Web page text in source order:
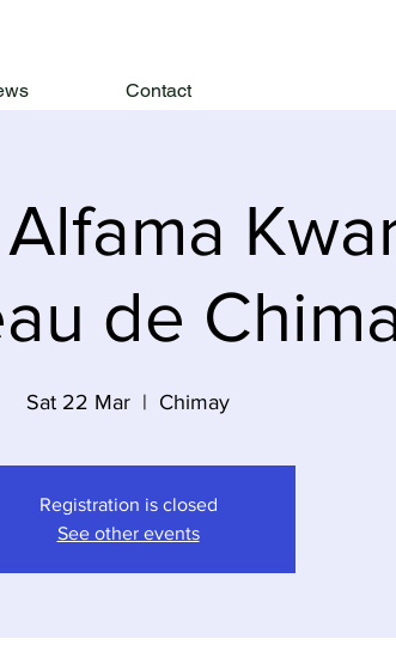
Contact
de
Sat 22 Mar
  |
Chimay
Registration is closed
See other events